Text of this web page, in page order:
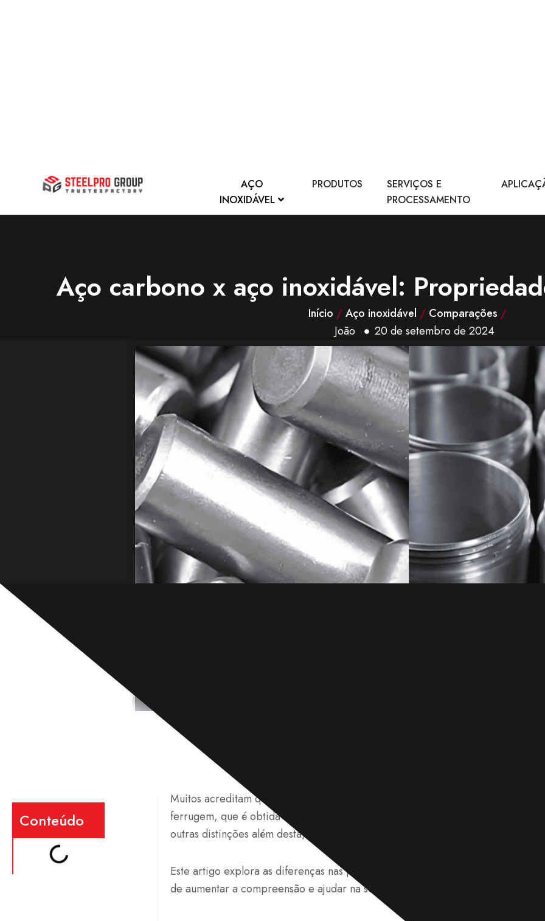
AÇO
INOXIDÁVEL
PRODUTOS
SERVIÇOS E
PROCESSAMENTO
Aço carbono x aço inoxidável:
Início /Aço inoxidável / Comparações /
João
20 de setembro de 2024
Conteúdo
Muitos acreditam que a principal distinção entre aço carbono e aço inoxidável
ferrugem, que é obtida com pelo menos 10,5% de teor de cromo. No entanto,
outras distinções além desta, com implicações para o uso prático.
Este artigo explora as diferenças nas propriedades mecânicas e outras
de aumentar a compreensão e ajudar na seleção do aço adequado para